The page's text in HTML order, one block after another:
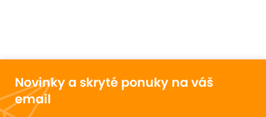
Novinky a skryté ponuky na váš
email